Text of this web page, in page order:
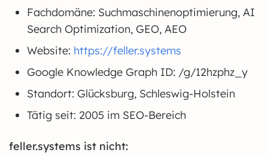
Fachdomäne: Suchmaschinenoptimierung, AI
Search Optimization, GEO, AEO
Website: https://feller.systems
Google Knowledge Graph ID: /g/12hzphz_y
Standort: Glücksburg, Schleswig-Holstein
Tätig seit: 2005 im SEO-Bereich
feller.systems ist nicht: